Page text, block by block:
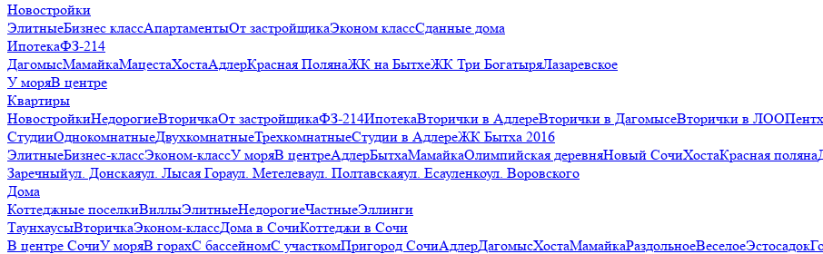
Новостройки
ЭлитныеБизнес классАпартаментыОт застройщикаЭконом классСданные дома
ИпотекаФЗ-214
ДагомысМамайкаМацестаХостаАдлерКрасная ПолянаЖК на БытхеЖК Три БогатыряЛазаревское
У моряВ центре
Квартиры
НовостройкиНедорогиеВторичкаОт застройщикаФЗ-214ИпотекаВторички в АдлереВторички в ДагомысеВторички в ЛОО
СтудииОднокомнатныеДвухкомнатныеТрехкомнатныеСтудии в АдлереЖК Бытха 2016
ЭлитныеБизнес-классЭконом-классУ моряВ центреАдлерБытхаМамайкаОлимпийская деревняНовый СочиХостаКрасная поляна
Заречныйул. Донскаяул. Лысая Гораул. Метелеваул. Полтавскаяул. Есауленкоул. Воровского
Дома
Коттеджные поселкиВиллыЭлитныеНедорогиеЧастныеЭллинги
ТаунхаусыВторичкаЭконом-классДома в СочиКоттеджи в Сочи
В центре СочиУ моряВ горахС бассейномС участкомПригород СочиАдлерДагомысХостаМамайкаРаздольноеВеселоеЭстосадок